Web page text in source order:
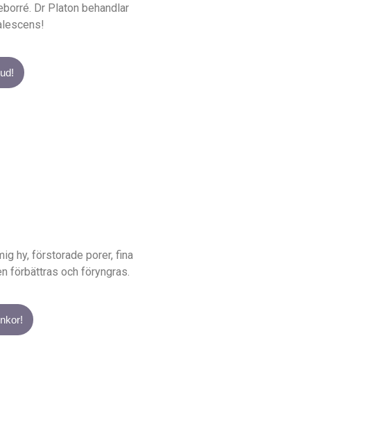
Dr Platon behandlar
hy, förstorade porer, fina
förbättras och föryngras.